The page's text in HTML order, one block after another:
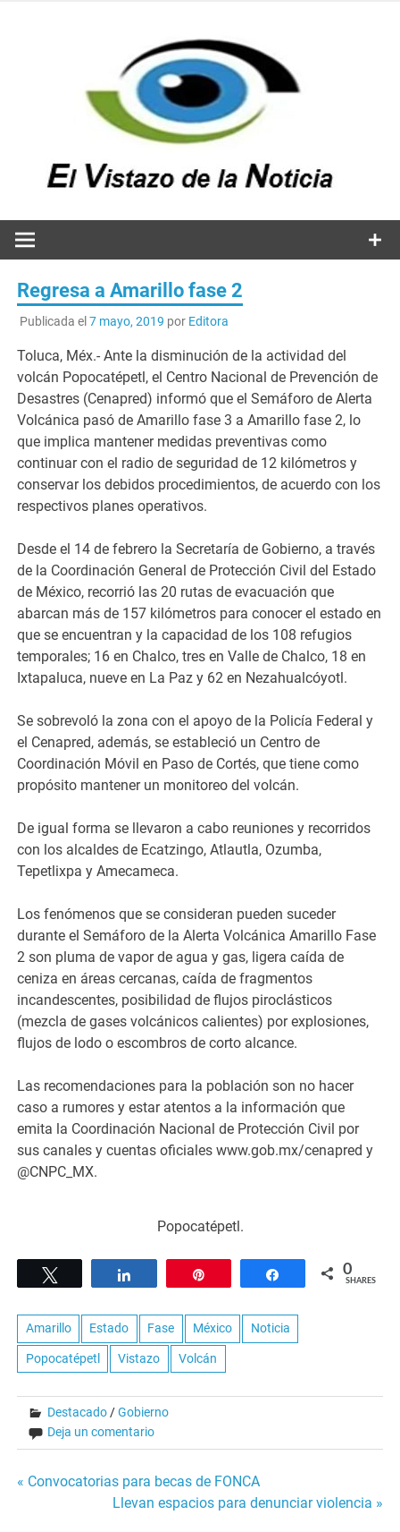
Regresa a Amarillo fase 2
Publicada el 7 mayo, 2019 por Editora
Toluca, Méx.- Ante la disminución de la actividad del
volcán Popocatépetl, el Centro Nacional de Prevención de
Desastres (Cenapred) informó que el Semáforo de Alerta
Volcánica pasó de Amarillo fase 3 a Amarillo fase 2, lo
que implica mantener medidas preventivas como
continuar con el radio de seguridad de 12 kilómetros y
conservar los debidos procedimientos, de acuerdo con los
respectivos planes operativos.
Desde el 14 de febrero la Secretaría de Gobierno, a través
de la Coordinación General de Protección Civil del Estado
de México, recorrió las 20 rutas de evacuación que
abarcan más de 157 kilómetros para conocer el estado en
que se encuentran y la capacidad de los 108 refugios
temporales; 16 en Chalco, tres en Valle de Chalco, 18 en
Ixtapaluca, nueve en La Paz y 62 en Nezahualcóyotl.
Se sobrevoló la zona con el apoyo de la Policía Federal y
el Cenapred, además, se estableció un Centro de
Coordinación Móvil en Paso de Cortés, que tiene como
propósito mantener un monitoreo del volcán.
De igual forma se llevaron a cabo reuniones y recorridos
con los alcaldes de Ecatzingo, Atlautla, Ozumba,
Tepetlixpa y Amecameca.
Los fenómenos que se consideran pueden suceder
durante el Semáforo de la Alerta Volcánica Amarillo Fase
2 son pluma de vapor de agua y gas, ligera caída de
ceniza en áreas cercanas, caída de fragmentos
incandescentes, posibilidad de flujos piroclásticos
(mezcla de gases volcánicos calientes) por explosiones,
flujos de lodo o escombros de corto alcance.
Las recomendaciones para la población son no hacer
caso a rumores y estar atentos a la información que
emita la Coordinación Nacional de Protección Civil por
sus canales y cuentas oficiales www.gob.mx/cenapred y
@CNPC_MX.
Popocatépetl.
Share 0
SHARES
Amarillo Estado Fase México Noticia
Popocatépetl Vistazo Volcán
Destacado /Gobierno
Deja un comentario
Navegación
« Convocatorias para becas de FONCA
Llevan espacios para denunciar violencia »